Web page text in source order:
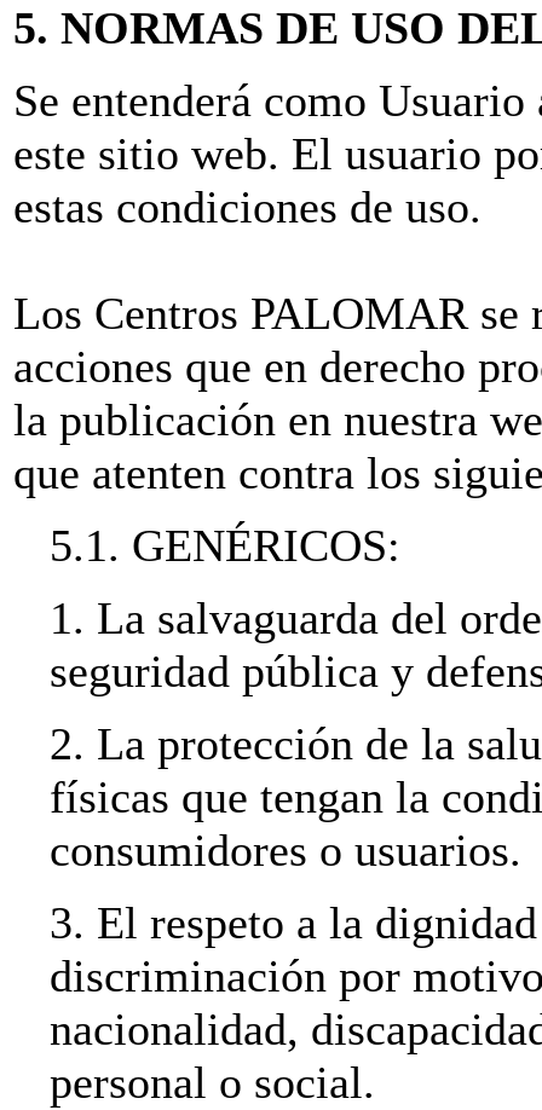
5. NORMAS DE USO
Se entenderá como
este sitio web. El usuario
estas condiciones de uso.
Los Centros PALOMAR se
acciones que en derecho
la publicación en nuestra
que atenten contra los
5.1. GENÉRICOS:
1. La salvaguarda del
seguridad pública y
2. La protección de la
físicas que tengan la
consumidores o usuarios.
3. El respeto a la
discriminación por
nacionalidad,
personal o social.